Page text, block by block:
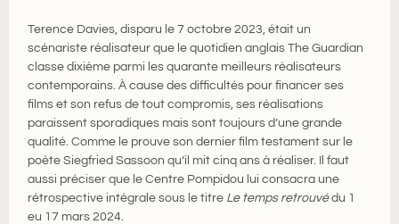
Terence Davies, disparu le 7 octobre 2023, était un
scénariste réalisateur que le quotidien anglais The Guardian
classe dixième parmi les quarante meilleurs réalisateurs
contemporains. À cause des difficultés pour financer ses
films et son refus de tout compromis, ses réalisations
paraissent sporadiques mais sont toujours d’une grande
qualité. Comme le prouve son dernier film testament sur le
poète Siegfried Sassoon qu’il mit cinq ans à réaliser. Il faut
aussi préciser que le Centre Pompidou lui consacra une
rétrospective intégrale sous le titre Le temps retrouvédu 1
eu 17 mars 2024.